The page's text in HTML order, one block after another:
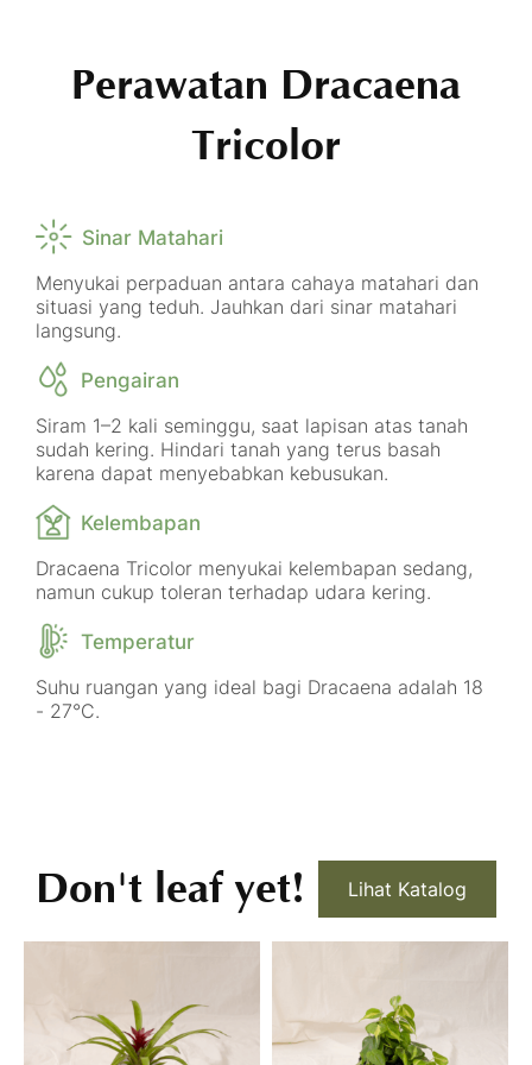
Perawatan Dracaena
Tricolor
Sinar Matahari
Menyukai perpaduan antara cahaya matahari dan
situasi yang teduh. Jauhkan dari sinar matahari
langsung.
Pengairan
Siram 1–2 kali seminggu, saat lapisan atas tanah
sudah kering. Hindari tanah yang terus basah
karena dapat menyebabkan kebusukan.
Kelembapan
Dracaena Tricolor menyukai kelembapan sedang,
namun cukup toleran terhadap udara kering.
Temperatur
Suhu ruangan yang ideal bagi Dracaena adalah 18
- 27°C.
Don't leaf yet! Lihat Katalog